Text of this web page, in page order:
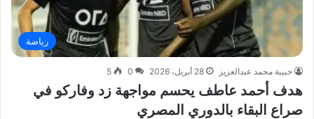
رياضة
حبيبة محمد عبدالعزيز 28 أبريل، 2026 0
5
هدف أحمد عاطف يحسم مواجهة زد وفاركو في
صراع البقاء بالدوري المصري